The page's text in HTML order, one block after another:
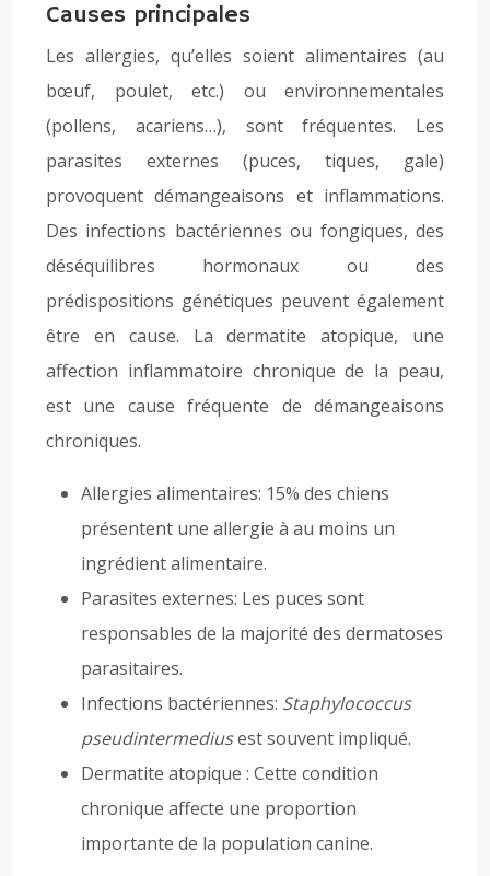
Causes principales
Les allergies, qu’elles soient alimentaires (au
bœuf, poulet, etc.) ou environnementales
(pollens, acariens…), sont fréquentes. Les
parasites externes (puces, tiques, gale)
provoquent démangeaisons et inflammations.
Des infections bactériennes ou fongiques, des
déséquilibres hormonaux ou des
prédispositions génétiques peuvent également
être en cause. La dermatite atopique, une
affection inflammatoire chronique de la peau,
est une cause fréquente de démangeaisons
chroniques.
Allergies alimentaires: 15% des chiens
présentent une allergie à au moins un
ingrédient alimentaire.
Parasites externes: Les puces sont
responsables de la majorité des dermatoses
parasitaires.
Infections bactériennes: Staphylococcus
pseudintermediusest souvent impliqué.
Dermatite atopique : Cette condition
chronique affecte une proportion
importante de la population canine.